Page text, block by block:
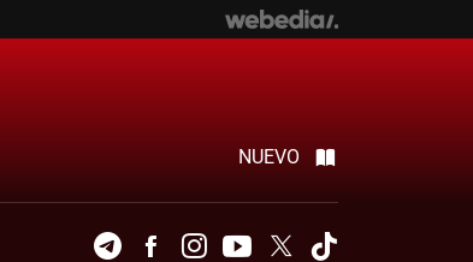
NUEVO
TelegramFacebookInstagramYoutubeTwitter